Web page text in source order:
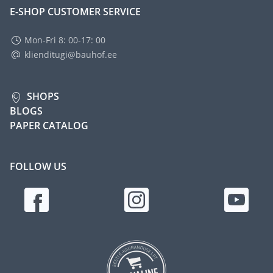
E-SHOP CUSTOMER SERVICE
Mon-Fri 8: 00-17: 00
klienditugi@bauhof.ee
SHOPS
BLOGS
PAPER CATALOG
FOLLOW US